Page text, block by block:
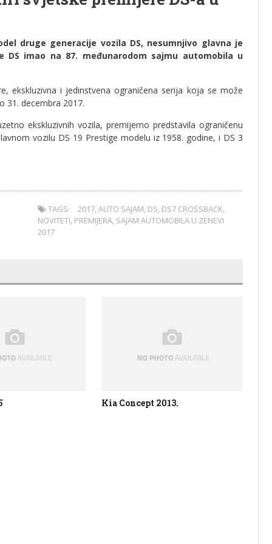
druge generacije vozila DS, nesumnjivo glavna je
imao na 87. međunarodom sajmu automobila u
ekskluzivna i jedinstvena ograničena serija koja se može
31. decembra 2017.
ekskluzivnih vozila, premijerno predstavila ograničenu
vozilu DS 19 Prestige modelu iz 1958. godine, i DS 3
TAGS: 2017,AUTO SAJAM, DS, DS7 CROSSBACK,
NOVITETI, PREMIJERA, SAJAM AUTOMOBILA U ZENEVI
2017
Kia Concept 2013.